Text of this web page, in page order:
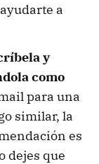
a
y
como
para una
similar, la
es
dejes que